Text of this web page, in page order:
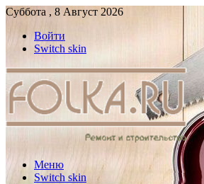
Суббота , 8 Август 2026
Войти
Switch skin
Меню
Switch skin